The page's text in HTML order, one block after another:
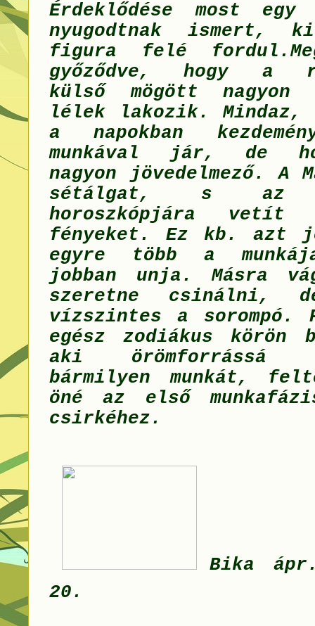
Érdeklődése most
nyugodtnak ismert,
figura felé
győződve, hogy a
külső mögött nagyon
lélek lakozik. Mindaz,
a napokban
munkával jár, de
nagyon jövedelmező. A
sétálgat, s az
horoszkópjára vetít
fényeket. Ez kb. azt
egyre több a
jobban unja. Másra
szeretne csinálni,
vízszintes a sorompó.
egész zodiákus
aki
bármilyen munkát,
öné az első
csirkéhez.
Bika
20.